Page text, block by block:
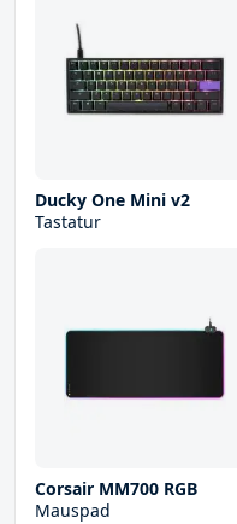
Ducky One Mini v2
Tastatur
Corsair MM700 RGB
Mauspad